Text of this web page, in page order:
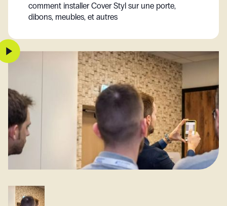
comment installer Cover Styl sur une porte,
dibons, meubles, et autres